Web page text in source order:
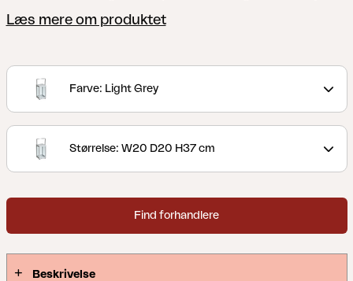
Ger en mysig inramning till din uteplats eller ditt
Læs mere om produktet
Farve: Light Grey
Størrelse: W20 D20 H37 cm
Find forhandlere
Beskrivelse